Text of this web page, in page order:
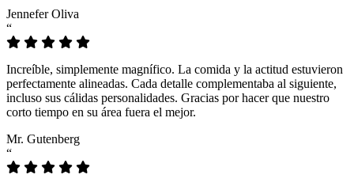
Jennefer Oliva
“
Increíble, simplemente magnífico. La comida y la actitud estuvieron
perfectamente alineadas. Cada detalle complementaba al siguiente,
incluso sus cálidas personalidades. Gracias por hacer que nuestro
corto tiempo en su área fuera el mejor.
Mr. Gutenberg
“